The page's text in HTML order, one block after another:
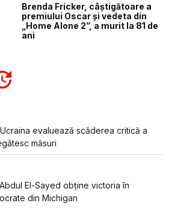
Brenda Fricker, câștigătoare a
premiului Oscar și vedeta din
„Home Alone 2”, a murit la 81 de
ani
evaluează scăderea critică a
măsuri
El-Sayed obține victoria în
din Michigan